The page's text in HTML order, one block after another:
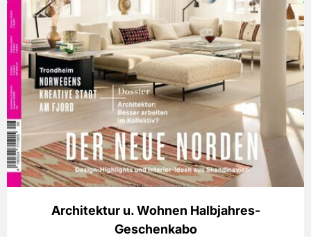
Architektur u. Wohnen Halbjahres-
Geschenkabo